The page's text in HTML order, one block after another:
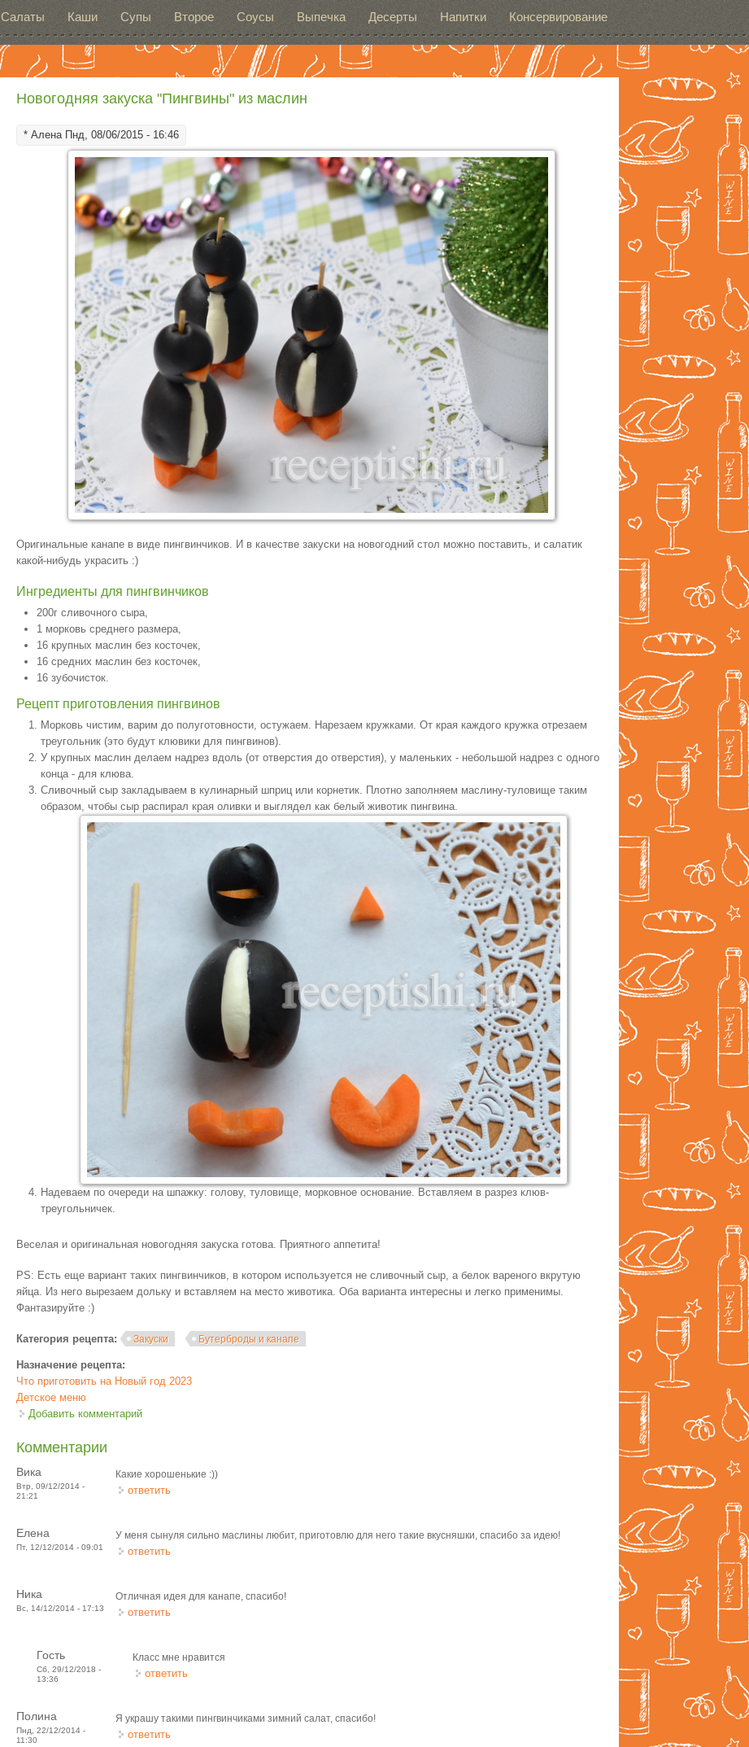
Салаты Каши Супы Второе Соусы Выпечка Десерты Напитки Консервирование
Новогодняя закуска "Пингвины" из маслин
*АленаПнд, 08/06/2015 - 16:46
Оригинальные канапе в виде пингвинчиков. И в качестве закуски на новогодний стол можно поставить, и салатик
какой-нибудь украсить :)
Ингредиенты для пингвинчиков
200г сливочного сыра,
1 морковь среднего размера,
16 крупных маслин без косточек,
16 средних маслин без косточек,
16 зубочисток.
Рецепт приготовления пингвинов
Морковь чистим, варим до полуготовности, остужаем. Нарезаем кружками. От края каждого кружка отрезаем
треугольник (это будут клювики для пингвинов).
У крупных маслин делаем надрез вдоль (от отверстия до отверстия), у маленьких - небольшой надрез с одного
конца - для клюва.
Сливочный сыр закладываем в кулинарный шприц или корнетик. Плотно заполняем маслину-туловище таким
образом, чтобы сыр распирал края оливки и выглядел как белый животик пингвина.
Надеваем по очереди на шпажку: голову, туловище, морковное основание. Вставляем в разрез клюв-
треугольничек.
Веселая и оригинальная новогодняя закуска готова. Приятного аппетита!
PS: Есть еще вариант таких пингвинчиков, в котором используется не сливочный сыр, а белок вареного вкрутую
яйца. Из него вырезаем дольку и вставляем на место животика. Оба варианта интересны и легко применимы.
Фантазируйте :)
Категория рецепта: Закуски Бутерброды и канапе
Назначение рецепта:
Что приготовить на Новый год 2023
Детское меню
Добавить комментарий
Комментарии
Вика
Втр, 09/12/2014 -
21:21
Какие хорошенькие :))
ответить
Елена
Пт, 12/12/2014 - 09:01
У меня сынуля сильно маслины любит, приготовлю для него такие вкусняшки, спасибо за идею!
ответить
Ника
Вс, 14/12/2014 - 17:13
Отличная идея для канапе, спасибо!
ответить
Гость
Сб, 29/12/2018 -
13:36
Класс мне нравится
ответить
Полина
Пнд, 22/12/2014 -
11:30
Я украшу такими пингвинчиками зимний салат, спасибо!
ответить